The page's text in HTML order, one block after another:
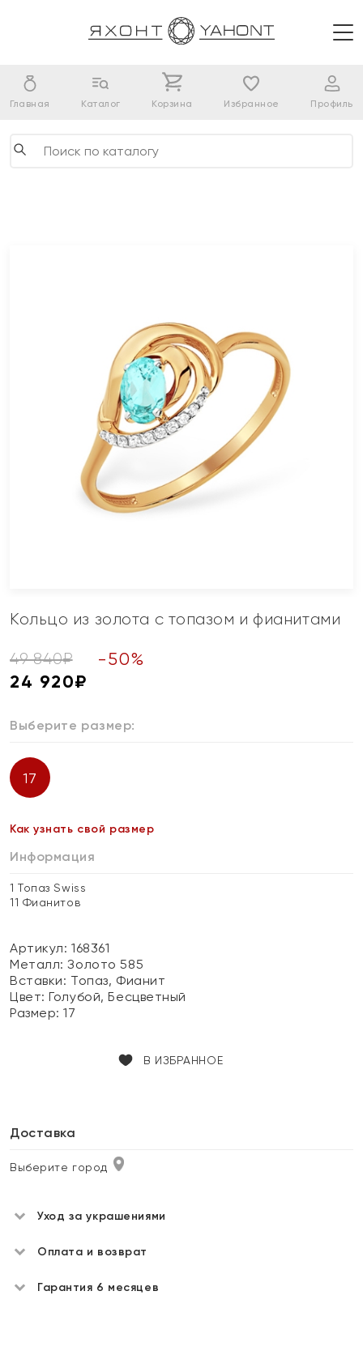
Главная Каталог Корзина Избранное Профиль
Кольцо из золота с топазом и фианитами
49 840₽ -50%
24 920₽
Выберите размер:
17
Как узнать свой размер
Информация
1 Топаз Swiss
11 Фианитов
Артикул: 168361
Металл:Золото 585
Вставки: Топаз, Фианит
Цвет:Голубой, Бесцветный
Размер:17
В ИЗБРАННОЕ
Доставка
Выберите город
Уход за украшениями
Оплата и возврат
Гарантия 6 месяцев